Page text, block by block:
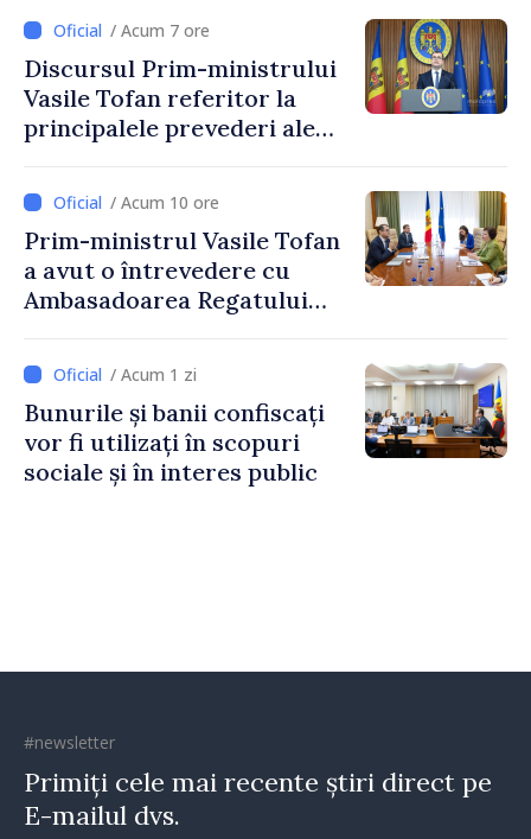
stimularea investițiilor și o
taxare mai echitabilă
/ Acum 7 ore
Discursul Prim-ministrului
Vasile Tofan referitor la
principalele prevederi ale
2027
/ Acum 10 ore
Prim-ministrul Vasile Tofan
a avut o întrevedere cu
Ambasadoarea Regatului
Irlandei de Nord, Fern
Horine / Acum 1 zi
Bunurile și banii confiscați
vor fi utilizați în scopuri
sociale și în interes public
#newsletter
Primiți cele mai recente știri direct pe
E-mailul dvs.